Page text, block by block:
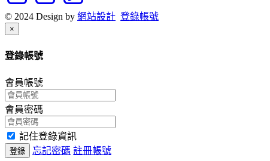
© 2024 Design by 網站設計 登錄帳號
×
登錄帳號
會員帳號
會員密碼
記住登錄資訊
登錄 忘記密碼 註冊帳號